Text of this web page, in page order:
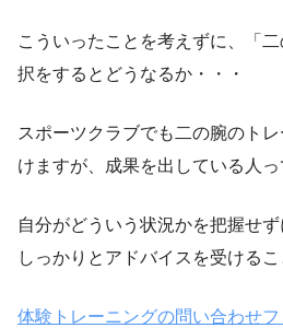
こういったことを考えずに、「
択をするとどうなるか・・・
スポーツクラブでも二の腕のト
けますが、成果を出している人
自分がどういう状況かを把握せず
しっかりとアドバイスを受ける
体験トレーニングの問い合わせ